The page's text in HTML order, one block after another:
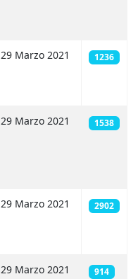
29 Marzo 2021 1236
29 Marzo 2021 1538
29 Marzo 2021 2902
29 Marzo 2021 914